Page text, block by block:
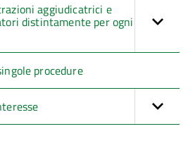
aggiudicatrici e
distintamente per ogni
procedure